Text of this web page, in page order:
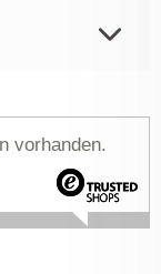
vorhanden.